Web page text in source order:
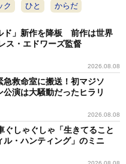
ク ひと からだ
ド」新作を降板 前作は世界
ス・エドワーズ監督
2026.08.08
急救命室に搬送！初マジソ
演は大騒動だったヒラリ
2026.08.08
ぐしゃぐしゃ「生きてること
ル・ハンティング」のミニ